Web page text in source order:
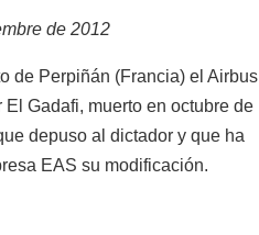
de 2012
de Perpiñán (Francia) el Airbus
Gadafi, muerto en octubre de
depuso al dictador y que ha
EAS su modificación.